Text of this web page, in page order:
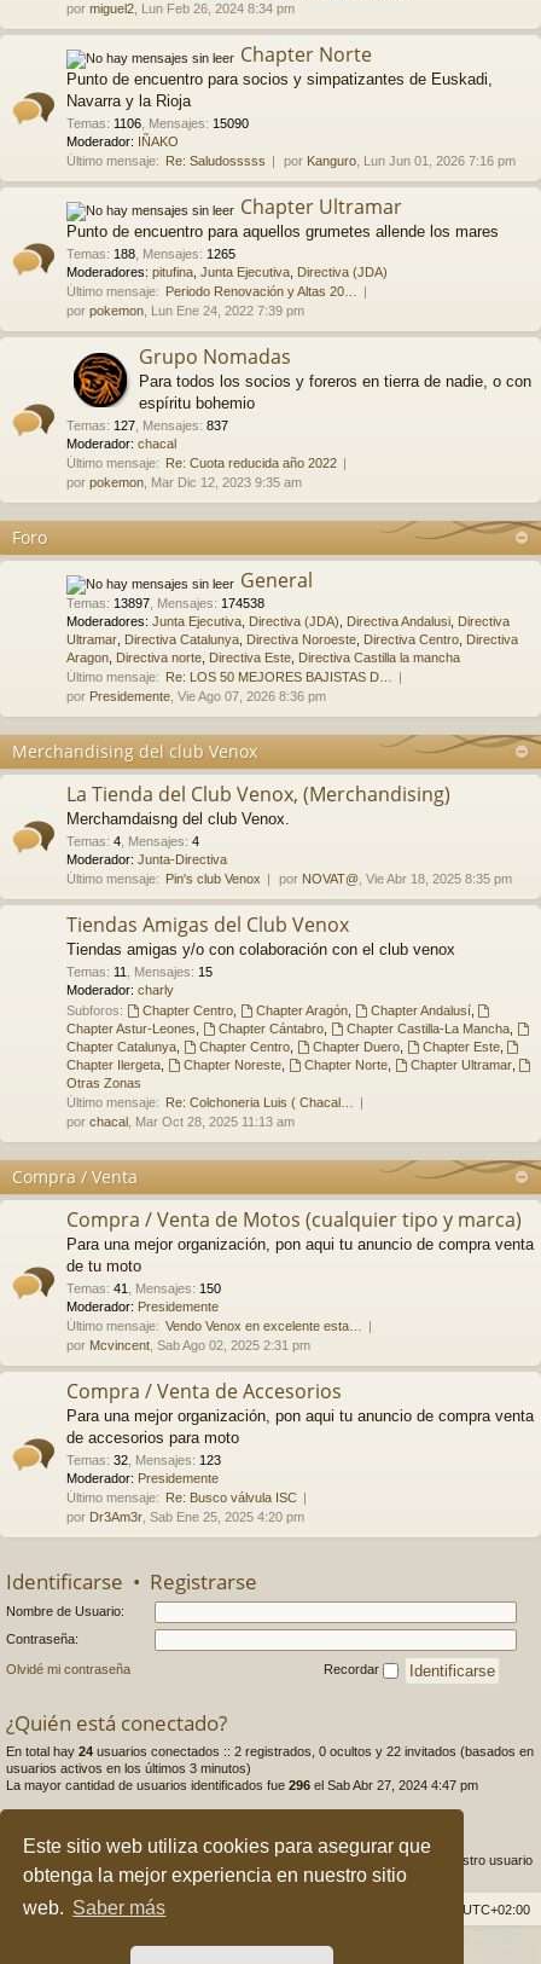
Este sitio web utiliza cookies para asegurar que
obtenga la mejor experiencia en nuestro sitio
web. Saber más
por miguel2 , Lun Feb 26, 2024 8:34 pm
Chapter Norte
Punto de encuentro para socios y simpatizantes de Euskadi,
Navarra y la Rioja
Temas: 1106 Mensajes: 15090
Moderador: IÑAKO
Último mensaje: Re: Saludosssss por Kanguro , Lun Jun 01, 2026 7:16 pm
Chapter Ultramar
Punto de encuentro para aquellos grumetes allende los mares
Temas: 188 Mensajes: 1265
Moderadores: pitufina Junta Ejecutiva Directiva (JDA)
Último mensaje: Periodo Renovación y Altas 20…
por pokemon , Lun Ene 24, 2022 7:39 pm
Grupo Nomadas
Para todos los socios y foreros en tierra de nadie, o con
espíritu bohemio
Temas: 127 Mensajes: 837
Moderador: chacal
Último mensaje: Re: Cuota reducida año 2022
por pokemon , Mar Dic 12, 2023 9:35 am
Foro
General
Temas: 13897 Mensajes: 174538
Moderadores: Junta Ejecutiva Directiva (JDA) Directiva Andalusi Directiva
Ultramar Directiva Catalunya Directiva Noroeste Directiva Centro Directiva
Aragon Directiva norte Directiva Este Directiva Castilla la mancha
Último mensaje: Re: LOS 50 MEJORES BAJISTAS D…
por Presidemente , Vie Ago 07, 2026 8:36 pm
Merchandising del club Venox
La Tienda del Club Venox, (Merchandising)
Merchamdaisng del club Venox.
Temas: 4 Mensajes: 4
Moderador: Junta-Directiva
Último mensaje: Pin's club Venox por NOVAT@ , Vie Abr 18, 2025 8:35 pm
Tiendas Amigas del Club Venox
Tiendas amigas y/o con colaboración con el club venox
Temas: 11 Mensajes: 15
Moderador: charly
Subforos:
Chapter Centro, Chapter Aragón, Chapter Andalusí,
Chapter Astur-Leones
Chapter Cántabro, Chapter Castilla-La Mancha,
Chapter Catalunya
Chapter Centro, Chapter Duero, Chapter Este,
Chapter Ilergeta
Chapter Noreste, Chapter Norte, Chapter Ultramar,
Otras Zonas
Último mensaje: Re: Colchoneria Luis ( Chacal…
por chacal , Mar Oct 28, 2025 11:13 am
Compra / Venta
Compra / Venta de Motos (cualquier tipo y marca)
Para una mejor organización, pon aqui tu anuncio de compra venta
de tu moto
Temas: 41 Mensajes: 150
Moderador: Presidemente
Último mensaje: Vendo Venox en excelente esta…
por Mcvincent , Sab Ago 02, 2025 2:31 pm
Compra / Venta de Accesorios
Para una mejor organización, pon aqui tu anuncio de compra venta
de accesorios para moto
Temas: 32 Mensajes: 123
Moderador: Presidemente
Último mensaje: Re: Busco válvula ISC
por Dr3Am3r , Sab Ene 25, 2025 4:20 pm
Identificarse • Registrarse
Nombre de Usuario:
Contraseña:
Olvidé mi contraseña Recordar
¿Quién está conectado?
En total hay 24 usuarios conectados :: 2 registrados, 0 ocultos y 22 invitados (basados en
usuarios activos en los últimos 3 minutos)
La mayor cantidad de usuarios identificados fue 296 el Sab Abr 27, 2024 4:47 pm
Estadísticas
26973 • Usuarios totales 1265
• Nuestro usuario
más reciente esDARIO
Índice general UTC+02:00
Desarrollado porphpBB® Forum Software © phpBB Limited